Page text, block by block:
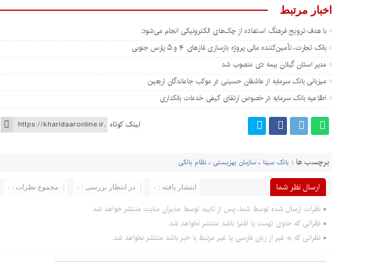
اخبار مرتبط
با هدف ترویج فرهنگ استفاده از چک‌های الکترونیکی انجام می‌شود:
بانک تجارت، تأمین‌کننده مالی پروژه بازسازی فازهای ۴ و ۵ پارس جنوبی
مدیر استان گیلان بیمه دی منصوب شد
میزبانی بانک سرمایه از عاشقان حسینی در موکب جاماندگان اربعین
اطلاعیه بانک سرمایه در خصوص ارتقای کیفی خدمات بانکداری
لینک کوتاه
برچسب ها : بانک سینا ،سازمان بهزیستی ،نظام بانکی
ارسال نظر شما مجموع نظرات : ۰ در انتظار بررسی : ۰ انتشار یافته : ۰
نظرات ارسال شده توسط شما، پس از تایید توسط مدیران سایت منتشر خواهد شد.
نظراتی که حاوی تهمت یا افترا باشد منتشر نخواهد شد.
نظراتی که به غیر از زبان فارسی یا غیر مرتبط با خبر باشد منتشر نخواهد شد.